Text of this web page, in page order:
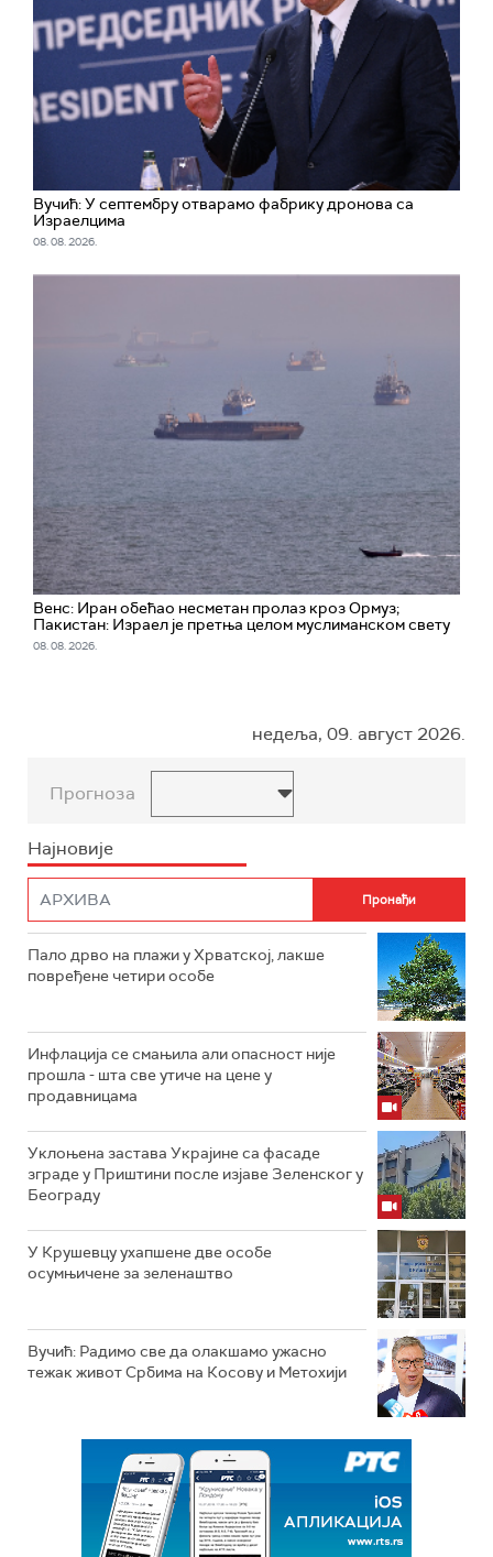
Вучић: У септембру отварамо фабрику дронова са
Израелцима
08. 08. 2026.
Венс: Иран обећао несметан пролаз кроз Ормуз;
Пакистан: Израел је претња целом муслиманском свету
08. 08. 2026.
недеља, 09. август 2026.
Прогноза
Најновије
Пало дрво на плажи у Хрватској, лакше
повређене четири особе
Инфлација се смањила али опасност није
прошла - шта све утиче на цене у
продавницама
Уклоњена застава Украјине са фасаде
зграде у Приштини после изјаве Зеленског у
Београду
У Крушевцу ухапшене две особе
осумњичене за зеленаштво
Вучић: Радимо све да олакшамо ужасно
тежак живот Србима на Косову и Метохији